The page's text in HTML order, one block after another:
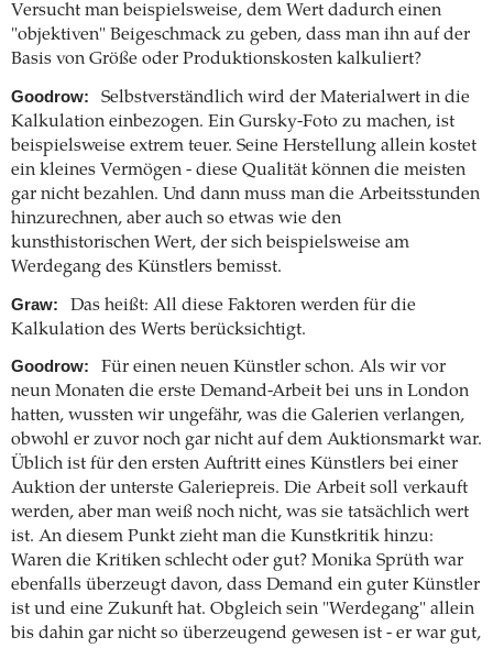
Versucht man beispielsweise, dem Wert dadurch einen
"objektiven" Beigeschmack zu geben, dass man ihn auf der
Basis von Größe oder Produktionskosten kalkuliert?
Goodrow:
Selbstverständlich wird der Materialwert in die
Kalkulation einbezogen. Ein Gursky-Foto zu machen, ist
beispielsweise extrem teuer. Seine Herstellung allein kostet
ein kleines Vermögen - diese Qualität können die meisten
gar nicht bezahlen. Und dann muss man die Arbeitsstunden
hinzurechnen, aber auch so etwas wie den
kunsthistorischen Wert, der sich beispielsweise am
Werdegang des Künstlers bemisst.
Graw:
Das heißt: All diese Faktoren werden für die
Kalkulation des Werts berücksichtigt.
Goodrow:
Für einen neuen Künstler schon. Als wir vor
neun Monaten die erste Demand-Arbeit bei uns in London
hatten, wussten wir ungefähr, was die Galerien verlangen,
obwohl er zuvor noch gar nicht auf dem Auktionsmarkt war.
Üblich ist für den ersten Auftritt eines Künstlers bei einer
Auktion der unterste Galeriepreis. Die Arbeit soll verkauft
werden, aber man weiß noch nicht, was sie tatsächlich wert
ist. An diesem Punkt zieht man die Kunstkritik hinzu:
Waren die Kritiken schlecht oder gut? Monika Sprüth war
ebenfalls überzeugt davon, dass Demand ein guter Künstler
ist und eine Zukunft hat. Obgleich sein "Werdegang" allein
bis dahin gar nicht so überzeugend gewesen ist - er war gut,